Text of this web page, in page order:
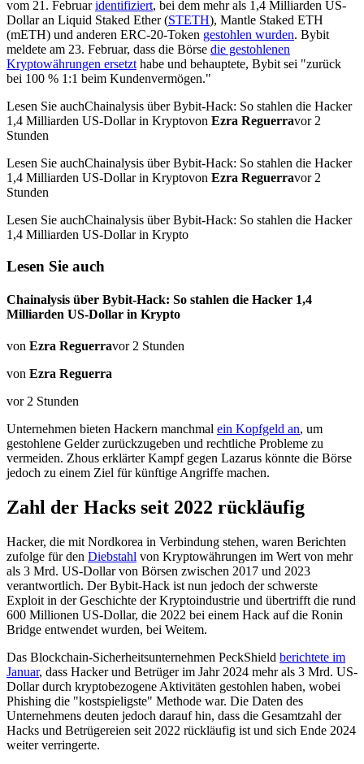
vom 21. Februaridentifiziert, bei dem mehr als 1,4 Milliarden US-
Dollar an Liquid Staked Ether (STETH), Mantle Staked ETH
(mETH) und anderen ERC-20-Token gestohlen wurden. Bybit
meldete am 23. Februar, dass die Börse die gestohlenen
Kryptowährungen ersetzt habe und behauptete, Bybit sei "zurück
bei 100 % 1:1 beim Kundenvermögen."
Lesen Sie auchChainalysis über Bybit-Hack: So stahlen die Hacker
1,4 Milliarden US-Dollar in Kryptovon Ezra Reguerravor 2
Stunden
Lesen Sie auchChainalysis über Bybit-Hack: So stahlen die Hacker
1,4 Milliarden US-Dollar in Kryptovon Ezra Reguerravor 2
Stunden
Lesen Sie auchChainalysis über Bybit-Hack: So stahlen die Hacker
1,4 Milliarden US-Dollar in Krypto
Lesen Sie auch
Chainalysis über Bybit-Hack: So stahlen die Hacker 1,4
Milliarden US-Dollar in Krypto
von Ezra Reguerravor 2 Stunden
von Ezra Reguerra
vor 2 Stunden
Unternehmen bieten Hackern manchmal ein Kopfgeld an, um
gestohlene Gelder zurückzugeben und rechtliche Probleme zu
vermeiden. Zhous erklärter Kampf gegen Lazarus könnte die Börse
jedoch zu einem Ziel für künftige Angriffe machen.
Zahl der Hacks seit 2022 rückläufig
Hacker, die mit Nordkorea in Verbindung stehen, waren Berichten
zufolge für den Diebstahl von Kryptowährungen im Wert von mehr
als 3 Mrd. US-Dollar von Börsen zwischen 2017 und 2023
verantwortlich. Der Bybit-Hack ist nun jedoch der schwerste
Exploit in der Geschichte der Kryptoindustrie und übertrifft die rund
600 Millionen US-Dollar, die 2022 bei einem Hack auf die Ronin
Bridge entwendet wurden, bei Weitem.
Das Blockchain-Sicherheitsunternehmen PeckShield berichtete im
Januar, dass Hacker und Betrüger im Jahr 2024 mehr als 3 Mrd. US-
Dollar durch kryptobezogene Aktivitäten gestohlen haben, wobei
Phishing die "kostspieligste" Methode war. Die Daten des
Unternehmens deuten jedoch darauf hin, dass die Gesamtzahl der
Hacks und Betrügereien seit 2022 rückläufig ist und sich Ende 2024
weiter verringerte.